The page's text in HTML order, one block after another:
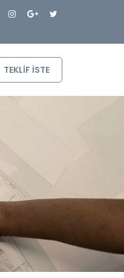
TEKLIF ISTE